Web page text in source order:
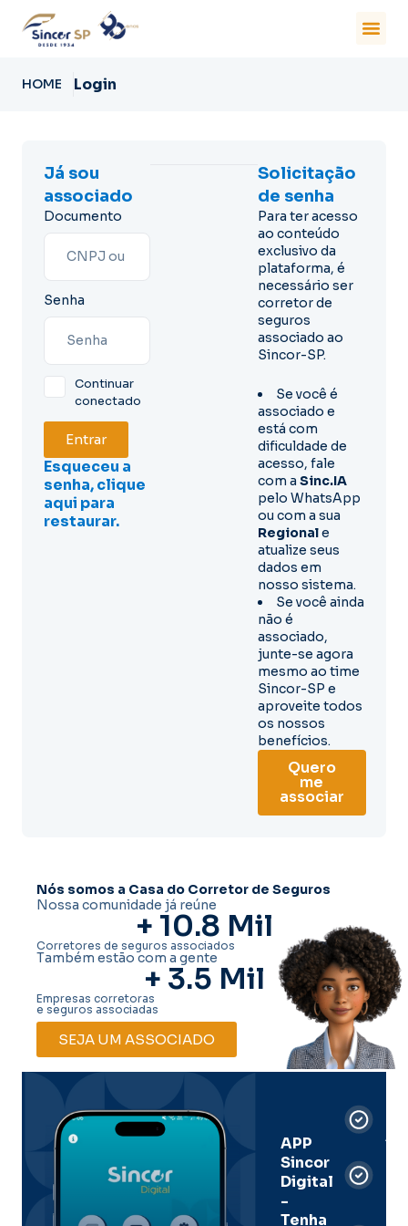
HOME Login
Já sou
associado
Documento
Senha
Continuar
conectado
Entrar
Esqueceu a
senha, clique
aqui para
restaurar.
Solicitação
de senha
Para ter acesso
ao conteúdo
exclusivo da
plataforma, é
necessário ser
corretor de
seguros
associado ao
Sincor-SP.
Se você é
associado e
está com
dificuldade de
acesso, fale
com a Sinc.IA
pelo WhatsApp
ou com a sua
Regionale
atualize seus
dados em
nosso sistema.
Se você ainda
não é
associado,
junte-se agora
mesmo ao time
Sincor-SP e
aproveite todos
os nossos
benefícios.
Quero
me
associar
Nós somos a Casa do Corretor de Seguros
Nossa comunidade já reúne
+ 10.8 Mil
Corretores de seguros associados
Também estão com a gente
+ 3.5 Mil
Empresas corretoras
e seguros associadas
SEJA UM ASSOCIADO
APP
Sincor
Digital
-
Tenha